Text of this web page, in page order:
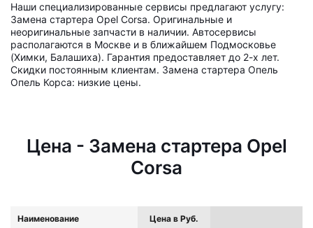
Наши специализированные сервисы предлагают услугу:
Замена стартера Opel Corsa. Оригинальные и
неоригинальные запчасти в наличии. Автосервисы
располагаются в Москве и в ближайшем Подмосковье
(Химки, Балашиха). Гарантия предоставляет до 2-х лет.
Скидки постоянным клиентам. Замена стартера Опель
Опель Корса: низкие цены.
Цена - Замена стартера Opel
Corsa
Наименование Цена в Руб.